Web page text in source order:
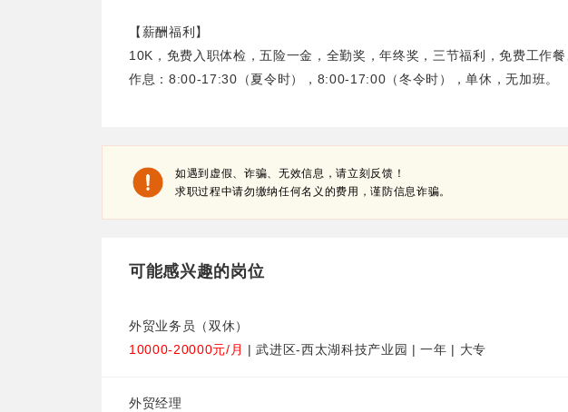
【薪酬福利】
10K，免费入职体检，五险一金，全勤奖，年终奖，三节福利，免费工作餐
作息：8:00-17:30（夏令时），8:00-17:00（冬令时），单休，无加班。
如遇到虚假、诈骗、无效信息，请立刻反馈！
求职过程中请勿缴纳任何名义的费用，谨防信息诈骗。
可能感兴趣的岗位
外贸业务员（双休）
10000-20000元/月 | 武进区-西太湖科技产业园 | 一年 | 大专
外贸经理